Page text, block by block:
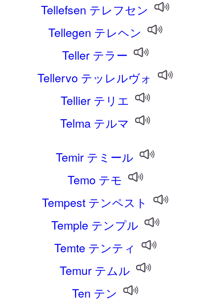
Tellefsen テレフセン
Tellegen テレヘン
Teller テラー
Tellervo テッレルヴォ
Tellier テリエ
Telma テルマ
Temir テミール
Temo テモ
Tempest テンペスト
Temple テンプル
Temte テンティ
Temur テムル
Ten テン